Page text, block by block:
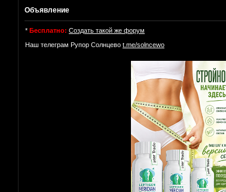
Объявление
* Бесплатно: Создать такой же форум
Наш телеграм Рупор Солнцево t.me/solncewo